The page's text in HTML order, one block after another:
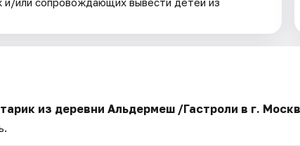
из деревни Альдермеш /Гастроли в г.